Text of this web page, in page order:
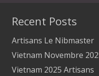
Recent Posts
Artisans Le Nibmaster
Vietnam Novembre
Vietnam 2025 Artisans